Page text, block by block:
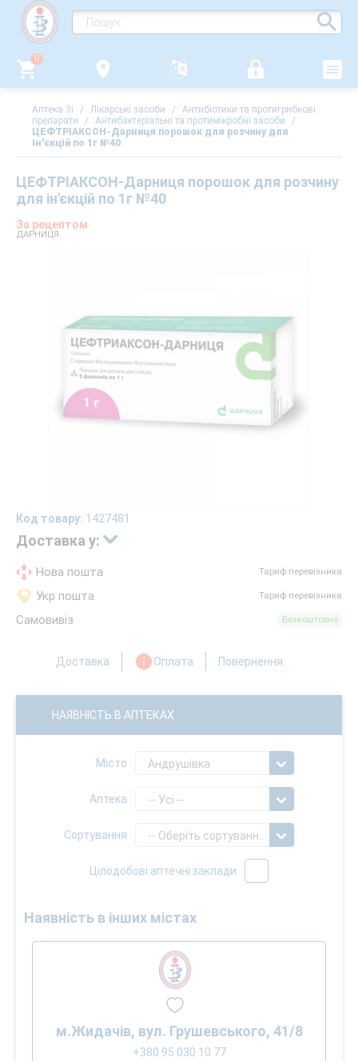
0
Аптека 3i / Лікарські засоби / Антибіотики та протигрибкові
препарати
/ Антибактеріальні та протимікробні засоби
/
ЦЕФТРІАКСОН-Дарниця порошок для розчину для
ін'єкцій по 1г №40
ЦЕФТРІАКСОН-Дарниця порошок для розчину
для ін'єкцій по 1г №40
За рецептом
ДАРНИЦЯ
Код товару: 1427481
Доставка у:
Нова пошта Тариф перевізника
Укр пошта Тариф перевізника
Самовивіз Безкоштовно
Доставка Оплата Повернення
НАЯВНІСТЬ В АПТЕКАХ
Місто Андрушівка
Аптека -- Усі --
Сортування
Цілодобові аптечні заклади
Наявність в інших містах
м.Жидачів, вул. Грушевського, 41/8
+380 95 030 10 77